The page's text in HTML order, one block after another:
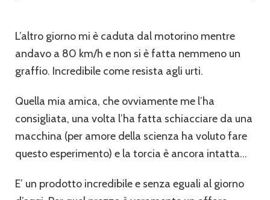
L’altro giorno mi è caduta dal motorino mentre
andavo a 80 km/h e non si è fatta nemmeno un
graffio. Incredibile come resista agli urti.
Quella mia amica, che ovviamente me l’ha
consigliata, una volta l’ha fatta schiacciare da una
macchina (per amore della scienza ha voluto fare
questo esperimento) e la torcia è ancora intatta…
E’ un prodotto incredibile e senza eguali al giorno